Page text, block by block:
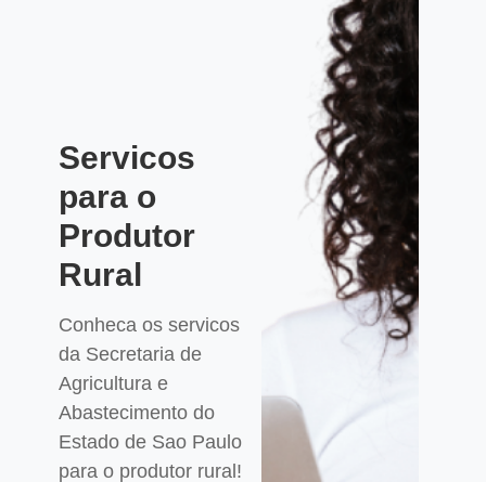
Servicos
para o
Produtor
Rural
Conheca os servicos
da Secretaria de
Agricultura e
Abastecimento do
Estado de Sao Paulo
para o produtor rural!